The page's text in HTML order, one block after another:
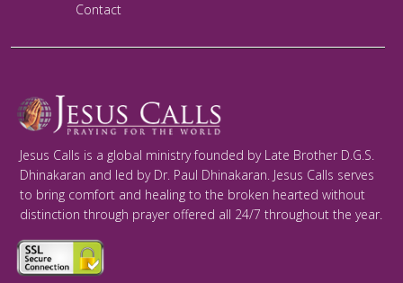
Contact
Jesus Calls is a global ministry founded by Late Brother D.G.S.
Dhinakaran and led by Dr. Paul Dhinakaran. Jesus Calls serves
to bring comfort and healing to the broken hearted without
distinction through prayer offered all 24/7 throughout the year.